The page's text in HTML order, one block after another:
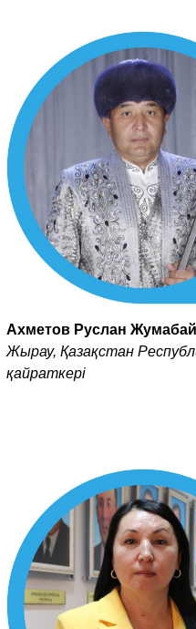
Ахметов Руслан
Жырау, Қазақстан
қайраткері